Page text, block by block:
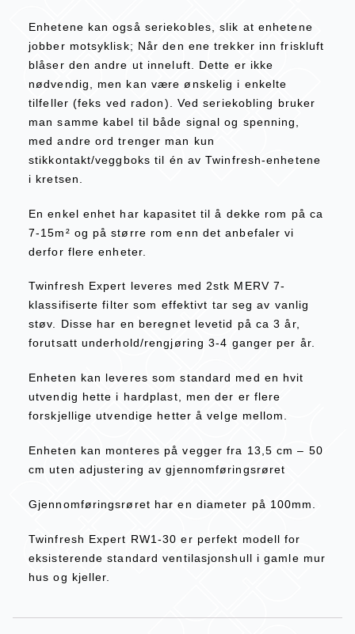
Enhetene kan også seriekobles, slik at enhetene
jobber motsyklisk; Når den ene trekker inn friskluft
blåser den andre ut inneluft. Dette er ikke
nødvendig, men kan være ønskelig i enkelte
tilfeller (feks ved radon). Ved seriekobling bruker
man samme kabel til både signal og spenning,
med andre ord trenger man kun
stikkontakt/veggboks til én av Twinfresh-enhetene
i kretsen.
En enkel enhet har kapasitet til å dekke rom på ca
7-15m² og på større rom enn det anbefaler vi
derfor flere enheter.
Twinfresh Expert leveres med 2stk MERV 7-
klassifiserte filter som effektivt tar seg av vanlig
støv. Disse har en beregnet levetid på ca 3 år,
forutsatt underhold/rengjøring 3-4 ganger per år.
Enheten kan leveres som standard med en hvit
utvendig hette i hardplast, men der er flere
forskjellige utvendige hetter å velge mellom.
Enheten kan monteres på vegger fra 13,5 cm – 50
cm uten adjustering av gjennomføringsrøret
Gjennomføringsrøret har en diameter på 100mm.
Twinfresh Expert RW1-30 er perfekt modell for
eksisterende standard ventilasjonshull i gamle mur
hus og kjeller.